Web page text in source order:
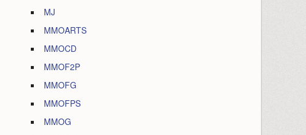
MJ
MMOARTS
MMOCD
MMOF2P
MMOFG
MMOFPS
MMOG